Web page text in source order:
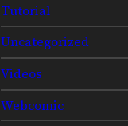
Tutorial
Uncategorized
Videos
Webcomic